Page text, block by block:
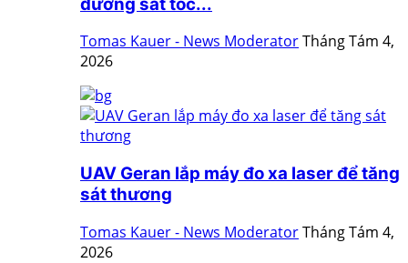
Tomas Kauer - News ModeratorTháng Tám 4,
2026
UAV Geran lắp máy đo xa laser để tăng
sát thương
Tomas Kauer - News ModeratorTháng Tám 4,
2026